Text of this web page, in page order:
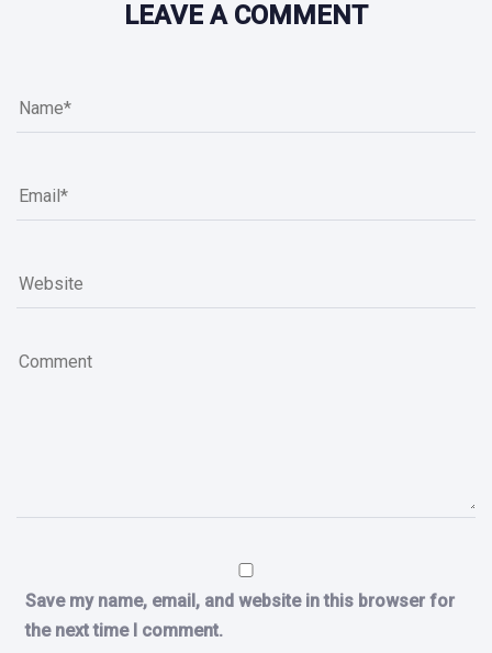
LEAVE A COMMENT
Save my name, email, and website in this browser for
the next time I comment.